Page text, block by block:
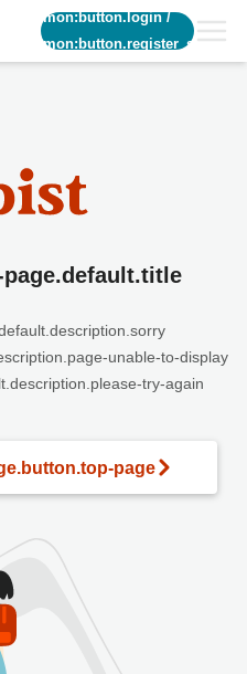
common:button.login/
common:button.register_short
unable-to-display
try-again
page